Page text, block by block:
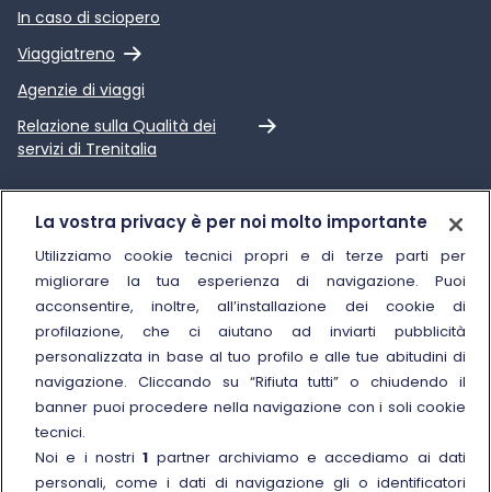
In caso di sciopero
Viaggiatreno
Link esterno
Agenzie di viaggi
Relazione sulla Qualità dei
servizi di Trenitalia
Link esterno
Chi siamo
Sostenibilità
Trenitalia for Business
Manuale di Conservazione
Link esterno
Carriere
Link esterno
La Freccia Mag
Link esterno
Noleggia un treno charter
La vostra privacy è per noi molto importante
Utilizziamo cookie tecnici propri e di terze parti per
migliorare la tua esperienza di navigazione. Puoi
acconsentire, inoltre, all’installazione dei cookie di
profilazione, che ci aiutano ad inviarti pubblicità
personalizzata in base al tuo profilo e alle tue abitudini di
navigazione. Cliccando su “Rifiuta tutti” o chiudendo il
banner puoi procedere nella navigazione con i soli cookie
tecnici.
Noi e i nostri1 partner archiviamo e accediamo ai dati
personali, come i dati di navigazione gli o identificatori